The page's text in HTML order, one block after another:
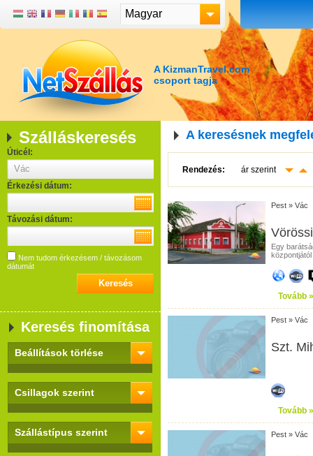
Magyar
A KizmanTravel.com
csoport tagja
Szálláskeresés
Úticél:
Érkezési dátum:
Távozási dátum:
Nem tudom érkezésem / távozásom
dátumát
Keresés finomítása
Beállítások törlése
Csillagok szerint
Szállástípus szerint
A keresésnek
Rendezés: ár szerint
Pest » Vác
Egy
Tovább »
Pest » Vác
Szt.
Tovább »
Pest » Vác